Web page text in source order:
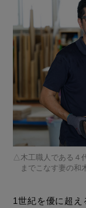
木工職人である４
までこなす妻の和
1世紀を優に超